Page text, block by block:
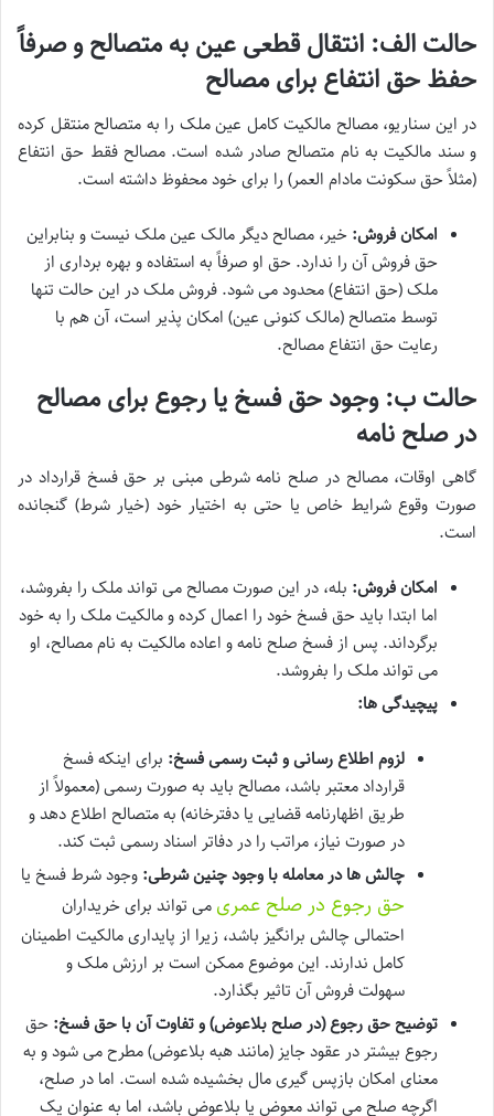
حالت الف: انتقال قطعی عین به متصالح و صرفاً
حفظ حق انتفاع برای مصالح
در این سناریو، مصالح مالکیت کامل عین ملک را به متصالح منتقل کرده
و سند مالکیت به نام متصالح صادر شده است. مصالح فقط حق انتفاع
(مثلاً حق سکونت مادام العمر) را برای خود محفوظ داشته است.
امکان فروش: خیر، مصالح دیگر مالک عین ملک نیست و بنابراین
حق فروش آن را ندارد. حق او صرفاً به استفاده و بهره برداری از
ملک (حق انتفاع) محدود می شود. فروش ملک در این حالت تنها
توسط متصالح (مالک کنونی عین) امکان پذیر است، آن هم با
رعایت حق انتفاع مصالح.
حالت ب: وجود حق فسخ یا رجوع برای مصالح
در صلح نامه
گاهی اوقات، مصالح در صلح نامه شرطی مبنی بر حق فسخ قرارداد در
صورت وقوع شرایط خاص یا حتی به اختیار خود (خیار شرط) گنجانده
است.
امکان فروش: بله، در این صورت مصالح می تواند ملک را بفروشد،
اما ابتدا باید حق فسخ خود را اعمال کرده و مالکیت ملک را به خود
برگرداند. پس از فسخ صلح نامه و اعاده مالکیت به نام مصالح، او
می تواند ملک را بفروشد.
پیچیدگی ها:
لزوم اطلاع رسانی و ثبت رسمی فسخ: برای اینکه فسخ
قرارداد معتبر باشد، مصالح باید به صورت رسمی (معمولاً از
طریق اظهارنامه قضایی یا دفترخانه) به متصالح اطلاع دهد و
در صورت نیاز، مراتب را در دفاتر اسناد رسمی ثبت کند.
چالش ها در معامله با وجود چنین شرطی: وجود شرط فسخ یا
حق رجوع در صلح عمری می تواند برای خریداران
احتمالی چالش برانگیز باشد، زیرا از پایداری مالکیت اطمینان
کامل ندارند. این موضوع ممکن است بر ارزش ملک و
سهولت فروش آن تاثیر بگذارد.
توضیح حق رجوع (در صلح بلاعوض) و تفاوت آن با حق فسخ: حق
رجوع بیشتر در عقود جایز (مانند هبه بلاعوض) مطرح می شود و به
معنای امکان بازپس گیری مال بخشیده شده است. اما در صلح،
اگرچه صلح می تواند معوض یا بلاعوض باشد، اما به عنوان یک